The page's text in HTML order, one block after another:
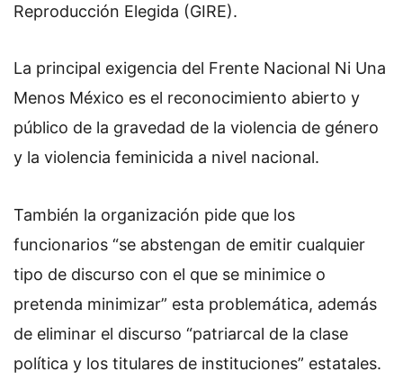
Reproducción Elegida (GIRE).
La principal exigencia del Frente Nacional Ni Una
Menos México es el reconocimiento abierto y
público de la gravedad de la violencia de género
y la violencia feminicida a nivel nacional.
También la organización pide que los
funcionarios “se abstengan de emitir cualquier
tipo de discurso con el que se minimice o
pretenda minimizar” esta problemática, además
de eliminar el discurso “patriarcal de la clase
política y los titulares de instituciones” estatales.